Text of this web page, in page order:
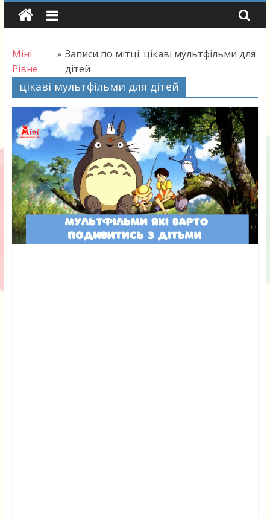
Skip
Міні
Рівне
» Записи по мітці: цікаві мультфільми для
дітей
цікаві мультфільми для дітей